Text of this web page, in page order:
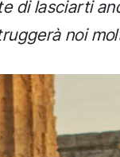
di lasciarti
noi